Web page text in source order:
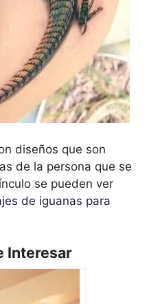
diseños que son
de la persona que se
se pueden ver
de iguanas para
Interesar